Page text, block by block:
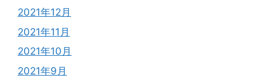
2021年12月
2021年11月
2021年10月
2021年9月